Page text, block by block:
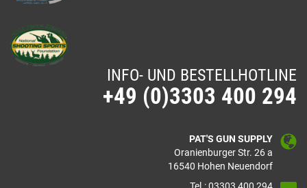
INFO- UND BESTELLHOTLINE
+49 (0)3303 400 294
PAT'S GUN SUPPLY
Oranienburger Str. 26 a
16540 Hohen Neuendorf
Tel.: 03303 400 294